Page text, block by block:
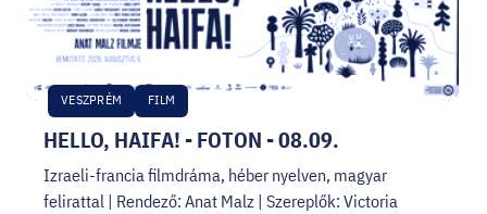
HELLO, HAIFA! - FOTON - 08.09.
VESZPRÉM FILM
Izraeli-francia filmdráma, héber nyelven, magyar
felirattal | Rendező: Anat Malz | Szereplők: Victoria